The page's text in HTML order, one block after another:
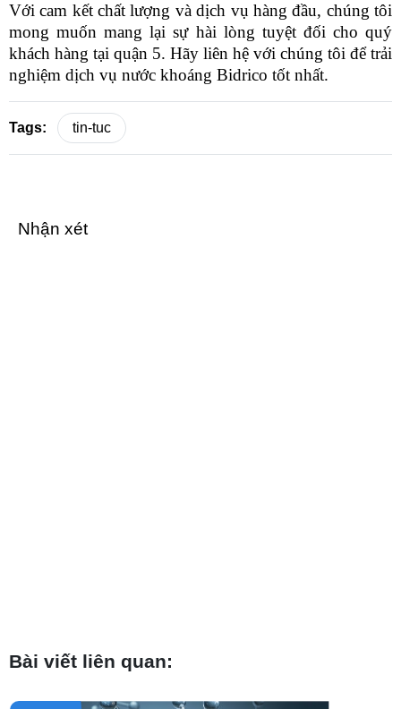
Với cam kết chất lượng và dịch vụ hàng đầu, chúng tôi
mong muốn mang lại sự hài lòng tuyệt đối cho quý
khách hàng tại quận 5. Hãy liên hệ với chúng tôi để trải
nghiệm dịch vụ nước khoáng Bidrico tốt nhất.
Tags: tin-tuc
Nhận xét
Bài viết liên quan: